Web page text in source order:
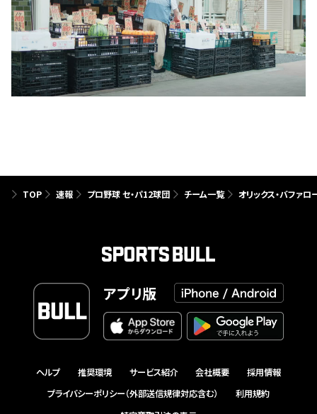
TOP 速報 プロ野球 セ・パ12球団 チーム一覧 オリックス・バファロ
アプリ版
ヘルプ 推奨環境 サービス紹介 会社概要
採用情報
プライバシーポリシー（外部送信規律対応含む）
利用規約